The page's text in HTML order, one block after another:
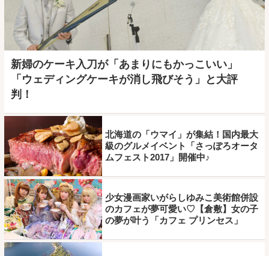
新婦のケーキ入刀が「あまりにもかっこいい」
「ウェディングケーキが消し飛びそう」と大評
判！
北海道の「ウマイ」が集結！国内最大
級のグルメイベント「さっぽろオータ
ムフェスト2017」開催中♪
少女漫画家いがらしゆみこ美術館併設
のカフェが夢可愛い♡【倉敷】女の子
の夢が叶う「カフェ プリンセス」